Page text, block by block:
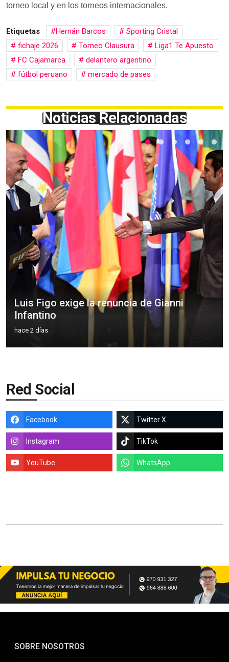
torneo local y en los torneos internacionales.
Etiquetas Hernán Barcos
Sporting Cristal
fichaje 2026
Torneo Clausura
Liga1 Te Apuesto
FC Cajamarca
delantero argentino
fútbol peruano
mercado de pases
Noticias Relacionadas
Luis Figo exige la renuncia de Gianni
Infantino
hace 2 días
Red Social
Facebook Twitter X
Instagram TikTok
YouTube WhatsApp
SOBRE NOSOTROS